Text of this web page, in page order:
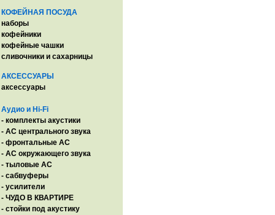
КОФЕЙНАЯ ПОСУДА
наборы
кофейники
кофейные чашки
сливочники и сахарницы
АКСЕССУАРЫ
аксессуары
Аудио и Hi-Fi
- комплекты акустики
- AC центрального звука
- фронтальные АС
- АС окружающего звука
- тыловые АС
- сабвуферы
- усилители
- ЧУДО В КВАРТИРЕ
- стойки под акустику